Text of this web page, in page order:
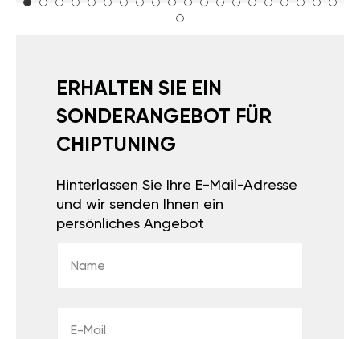
ERHALTEN SIE EIN
SONDERANGEBOT FÜR
CHIPTUNING
Hinterlassen Sie Ihre E-Mail-Adresse
und wir senden Ihnen ein
persönliches Angebot